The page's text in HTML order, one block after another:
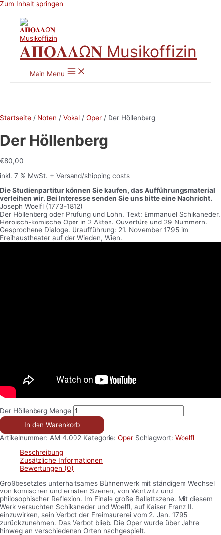
Zum Inhalt springen
𝚨𝚷𝚶𝚲𝚲Ω𝚴 Musikoffizin
Main Menu
Startseite / Noten / Vokal / Oper / Der Höllenberg
Der Höllenberg
€80,00
inkl. 7 % MwSt. + Versand/shipping costs
Die Studienpartitur können Sie kaufen, das Aufführungsmaterial
verleihen wir. Bei Interesse senden Sie uns bitte eine Nachricht.
Joseph Woelfl (1773-1812)
Der Höllenberg oder Prüfung und Lohn. Text: Emmanuel Schikaneder.
Heroisch-komische Oper in 2 Akten. Ouvertüre und 29 Nummern.
Gesprochene Dialoge. Uraufführung: 21. November 1795 im
Freihaustheater auf der Wieden, Wien.
Der Höllenberg Menge
In den Warenkorb
Artikelnummer: AM 4.002 Kategorie: Oper Schlagwort: Woelfl
Beschreibung
Zusätzliche Informationen
Bewertungen (0)
Großbesetztes unterhaltsames Bühnenwerk mit ständigem Wechsel
von komischen und ernsten Szenen, von Wortwitz und
philosophischer Reflexion. Im Finale große Ballettszene. Mit diesem
Werk versuchten Schikaneder und Woelfl, auf Kaiser Franz II.
einzuwirken, sein Verbot der Freimaurerei vom 2. Jan. 1795
zurückzunehmen. Das Verbot blieb. Die Oper wurde über Jahre
hinweg an verschiedenen Orten nachgespielt.